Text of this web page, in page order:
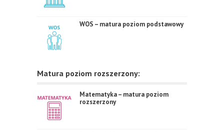
WOS – matura poziom podstawowy
Matura poziom rozszerzony:
Matematyka – matura poziom
rozszerzony